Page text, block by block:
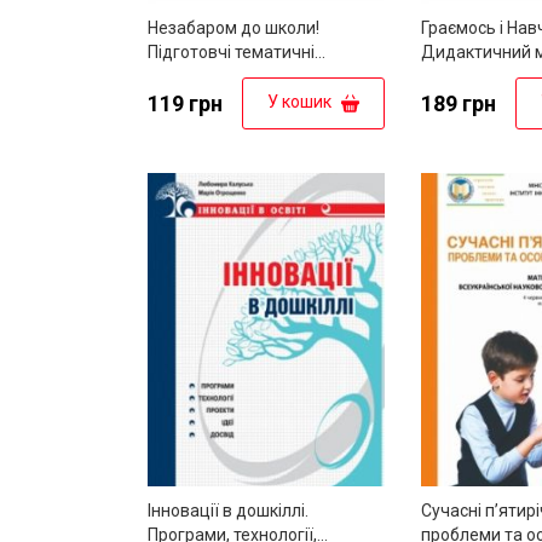
Незабаром до школи!
Підготовчі тематичні
інтегровані заняття з
майбутніми
першокласниками
119 грн У кошик
Граємось і
Дидактичний
зошита
граючись”
189 грн
Інновації в дошкіллі.
Програми, технології,
Сучасні
проблеми та